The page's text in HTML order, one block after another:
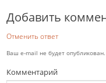
Добавить
Отменить ответ
Ваш e-mail не будет опубликован.
Комментарий